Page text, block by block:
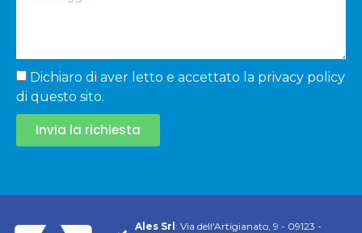
Dichiaro di aver letto e accettato la privacy policy
di questo sito.
Invia la richiesta
Ales Srl: Via dell'Artigianato, 9 - 09123 -